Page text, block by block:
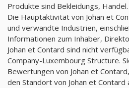
Produkte sind Bekleidungs, Handel.
Die Hauptaktivität von Johan et
und verwandte Industrien,
Informationen zum Inhaber,
Johan et Contard sind nicht
Company-Luxembourg Structure.
Bewertungen von Johan et
den Standort von Johan et